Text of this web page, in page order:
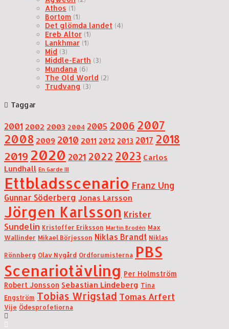
Athos (1)
Bortom (1)
Det glömda landet (4)
Ereb Altor (1)
Lankhmar (1)
Mid (3)
Middle-Earth (3)
Mundana (6)
The Old World (2)
Trudvang (3)
Taggar
2001 2002 2003 2004 2005 2006 2007
2008 2009 2010 2011 2012 2013 2017 2018
2019 2020 2021 2022 2023 Carlos
Lundhall En Garde III
Ettbladsscenario Franz Ung
Gunnar Söderberg Jonas Larsson
Jörgen Karlsson Krister
Sundelin Kristoffer Eriksson Martin Brodén Max
Wallinder Mikael Börjesson Niklas Brandt Niklas
Rönnberg Olav Nygård Ordforumisterna PBS
Scenariotävling Per Holmström
Robert Jonsson Sebastian Lindeberg Tina
Engström Tobias Wrigstad Tomas Arfert
Vije Ödesprofetiorna